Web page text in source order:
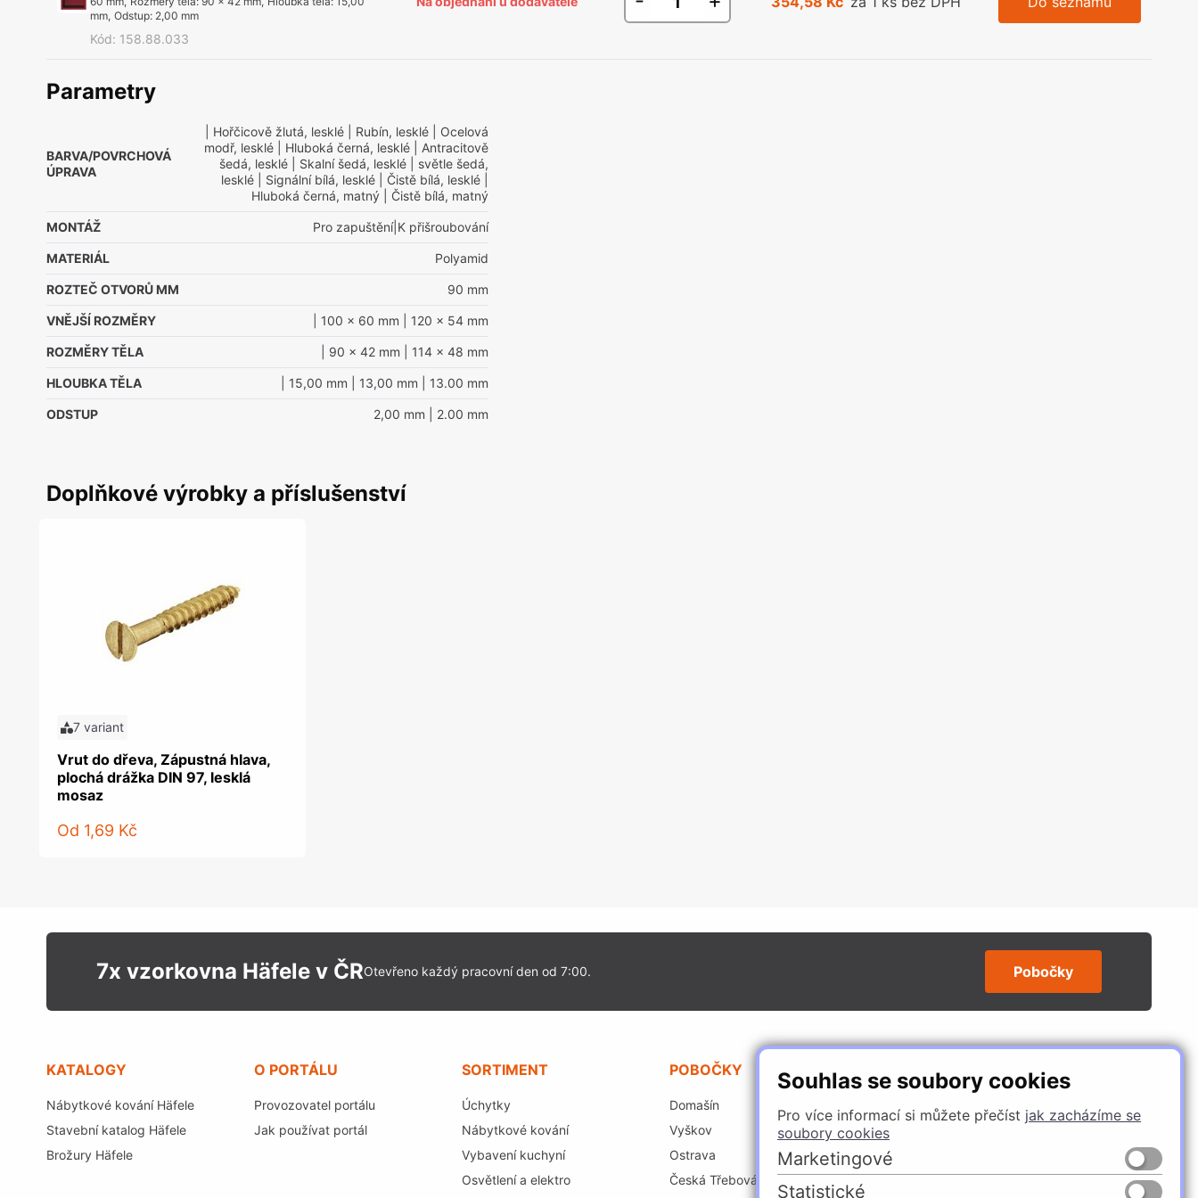
Souhlas se soubory cookies
Pro více informací si můžete přečíst jak zacházíme se
soubory cookies
Marketingové
Statistické
mm, Odstup: 2,00 mm
Kód: 158.88.033
Parametry
BARVA/POVRCHOVÁ
ÚPRAVA
| Hořčicově žlutá, lesklé | Rubín, lesklé | Ocelová
modř, lesklé | Hluboká černá, lesklé | Antracitově
šedá, lesklé | Skalní šedá, lesklé | světle šedá,
lesklé | Signální bílá, lesklé | Čistě bílá, lesklé
Hluboká černá, matný | Čistě bílá, matný
MONTÁŽ Pro zapuštění|K přišroubování
MATERIÁL Polyamid
ROZTEČ OTVORŮ MM 90 mm
VNĚJŠÍ ROZMĚRY | 100 x 60 mm | 120 x 54 mm
ROZMĚRY TĚLA | 90 x 42 mm | 114 x 48 mm
HLOUBKA TĚLA | 15,00 mm | 13,00 mm | 13.00 mm
ODSTUP 2,00 mm | 2.00 mm
Doplňkové výrobky a příslušenství
7 variant
Vrut do dřeva, Zápustná hlava,
plochá drážka DIN 97, lesklá
mosaz
Od 1,69 Kč
7x vzorkovna Häfele v ČROtevřeno každý pracovní den od 7:00. Pobočky
KATALOGY
Nábytkové kování Häfele
Stavební katalog Häfele
Brožury Häfele
O PORTÁLU
Provozovatel portálu
Jak používat portál
SORTIMENT
Úchytky
Nábytkové kování
Vybavení kuchyní
Osvětlení a elektro
POBOČKY
Domašín
Vyškov
Ostrava
Česká Třebová
SLEDUJTE NÁS